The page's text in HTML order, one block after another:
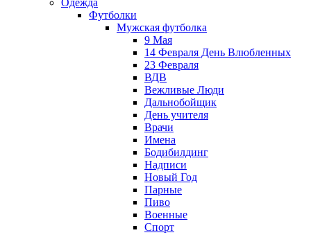
Футболки
Мужская футболка
9 Мая
14 Февраля День Влюбленных
23 Февраля
ВДВ
Вежливые Люди
Дальнобойщик
День учителя
Врачи
Имена
Бодибилдинг
Надписи
Новый Год
Парные
Пиво
Военные
Спорт